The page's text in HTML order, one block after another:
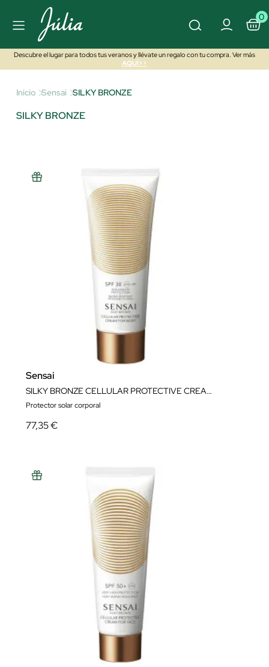
0
Descubre el lugar para todos tus veranos y llévate un regalo con tu compra. Ver más
AQUÍ>>
Inicio Sensai SILKY BRONZE
SILKY BRONZE
Sensai
SILKY BRONZE CELLULAR PROTECTIVE CREAM FOR BODY SPF
Protector solar corporal
77,35 €